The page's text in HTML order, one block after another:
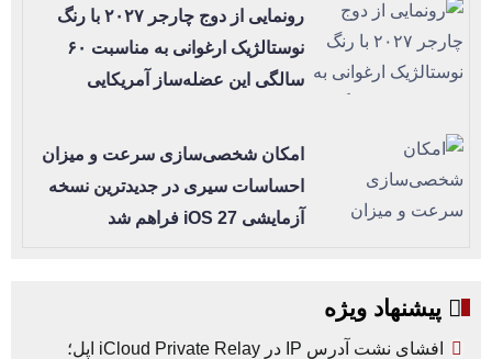
رونمایی از دوج چارجر ۲۰۲۷ با رنگ
نوستالژیک ارغوانی به مناسبت ۶۰
سالگی این عضله‌ساز آمریکایی
امکان شخصی‌سازی سرعت و میزان
احساسات سیری در جدیدترین نسخه
آزمایشی iOS 27 فراهم شد
پیشنهاد ویژه
افشای نشت آدرس IP در iCloud Private Relay اپل؛